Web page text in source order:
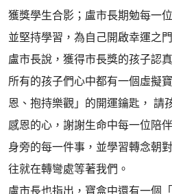
獲獎學生合影；盧市長期勉每一
並堅持學習，為自己開啟幸運之門
盧市長說，獲得市長獎的孩子認
所有的孩子們心中都有一個虛擬
恩、抱持樂觀」的開運鑰匙， 請
感恩的心，謝謝生命中每一位陪
身旁的每一件事，並學習轉念朝
往就在轉彎處等著我們。
盧市長也指出，寶盒中還有一個